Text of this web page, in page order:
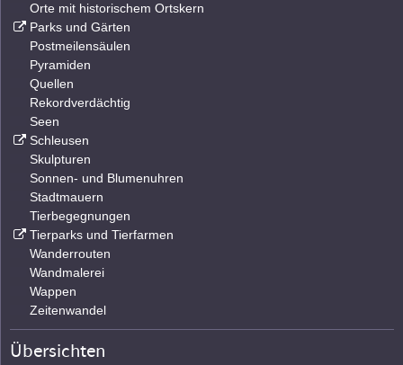
Orte mit historischem Ortskern
Parks und Gärten
Postmeilensäulen
Pyramiden
Quellen
Rekordverdächtig
Seen
Schleusen
Skulpturen
Sonnen- und Blumenuhren
Stadtmauern
Tierbegegnungen
Tierparks und Tierfarmen
Wanderrouten
Wandmalerei
Wappen
Zeitenwandel
Übersichten